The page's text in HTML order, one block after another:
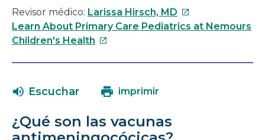
Revisor médico: Larissa Hirsch, MD Este
enlace
Learn About Primary Care Pediatrics at Nemours
Children's Health Este
en
nueva
Escuchar imprimir
¿Qué son las vacunas